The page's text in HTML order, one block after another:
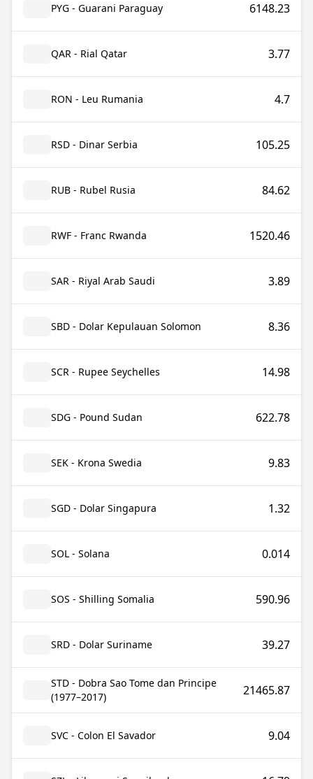
PYG - Guarani Paraguay 6148.23
QAR - Rial Qatar 3.77
RON - Leu Rumania 4.7
RSD - Dinar Serbia 105.25
RUB - Rubel Rusia 84.62
RWF - Franc Rwanda 1520.46
SAR - Riyal Arab Saudi 3.89
SBD - Dolar Kepulauan Solomon 8.36
SCR - Rupee Seychelles 14.98
SDG - Pound Sudan 622.78
SEK - Krona Swedia 9.83
SGD - Dolar Singapura 1.32
SOL - Solana 0.014
SOS - Shilling Somalia 590.96
SRD - Dolar Suriname 39.27
STD - Dobra Sao Tome dan Principe
(1977–2017)
21465.87
SVC - Colon El Savador 9.04